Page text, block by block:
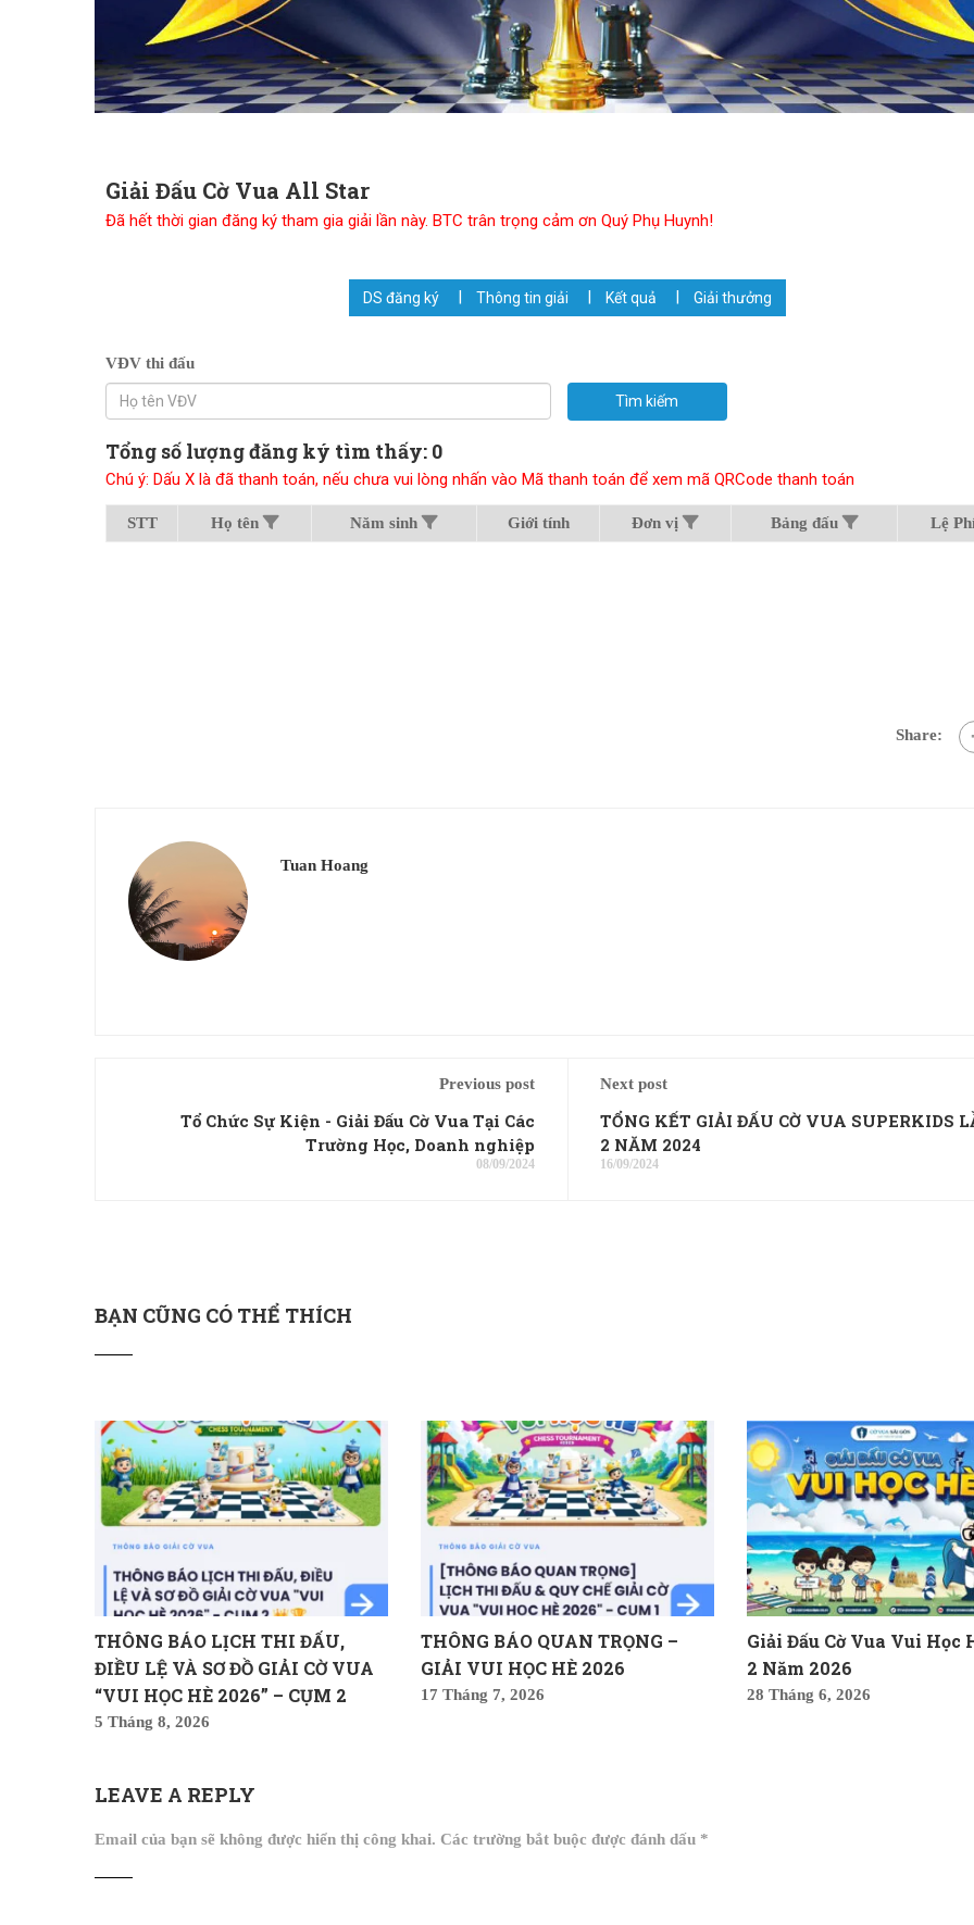
Giải Đấu Cờ Vua All Star
Đã hết thời gian đăng ký tham gia giải lần này. BTC trân trọng cảm ơn Quý Phụ Huynh!
DS đăng ký Thông tin giải Kết quả Giải thưởng
VĐV thi đấu
Tìm kiếm
Tổng số lượng đăng ký tìm thấy: 0
Chú ý: Dấu X là đã thanh toán, nếu chưa vui lòng nhấn vào Mã thanh toán để xem mã QRCode thanh toán
STT Họ tên Năm sinh Giới tính Đơn vị Bảng đấu Lệ
Share:
Tuan Hoang
Previous post
Tổ Chức Sự Kiện - Giải Đấu Cờ Vua Tại Các
Trường Học, Doanh nghiệp
08/09/2024
Next post
TỔNG KẾT GIẢI ĐẤU CỜ VUA SUPERKIDS
2 NĂM 2024
16/09/2024
BẠN CŨNG CÓ THỂ THÍCH
THÔNG BÁO LỊCH THI ĐẤU,
ĐIỀU LỆ VÀ SƠ ĐỒ GIẢI CỜ VUA
“VUI HỌC HÈ 2026” – CỤM 2
5 Tháng 8, 2026
THÔNG BÁO QUAN TRỌNG –
GIẢI VUI HỌC HÈ 2026
17 Tháng 7, 2026
Giải Đấu Cờ Vua Vui Học
2 Năm 2026
28 Tháng 6, 2026
LEAVE A REPLY
Email của bạn sẽ không được hiển thị công khai. Các trường bắt buộc được đánh dấu *